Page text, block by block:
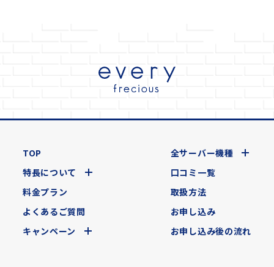
TOP
特長について
料金プラン
よくあるご質問
キャンペーン
全サーバー機種
口コミ一覧
取扱方法
お申し込み
お申し込み後の流れ